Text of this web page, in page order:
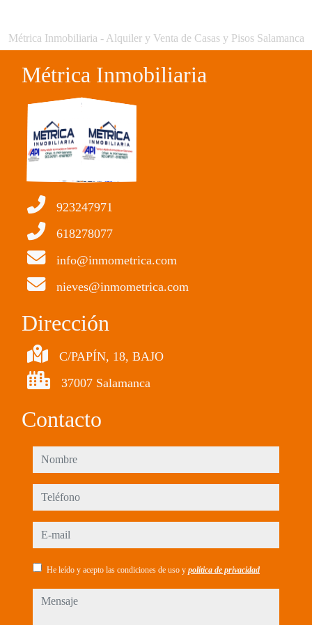
Métrica Inmobiliaria - Alquiler y Venta de Casas y Pisos Salamanca
Métrica Inmobiliaria
923247971
618278077
info@inmometrica.com
nieves@inmometrica.com
Dirección
C/PAPÍN, 18, BAJO
37007 Salamanca
Contacto
nombre
teléfono
e-mail
He leído y acepto las condiciones de uso y política de privacidad
mensaje